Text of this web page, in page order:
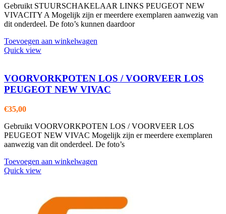
Gebruikt STUURSCHAKELAAR LINKS PEUGEOT NEW
VIVACITY A Mogelijk zijn er meerdere exemplaren aanwezig van
dit onderdeel. De foto’s kunnen daardoor
Toevoegen aan winkelwagen
Quick view
VOORVORKPOTEN LOS / VOORVEER LOS
PEUGEOT NEW VIVAC
€35,00
Gebruikt VOORVORKPOTEN LOS / VOORVEER LOS
PEUGEOT NEW VIVAC Mogelijk zijn er meerdere exemplaren
aanwezig van dit onderdeel. De foto’s
Toevoegen aan winkelwagen
Quick view